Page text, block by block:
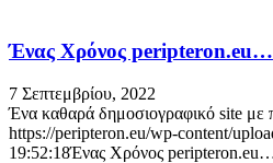
Ένας Χρόνος peripteron.eu…
7 Σεπτεμβρίου, 2022
Ένα καθαρά δημοσιογραφικό site
https://peripteron.eu/wp-content/
19:52:18Ένας Χρόνος